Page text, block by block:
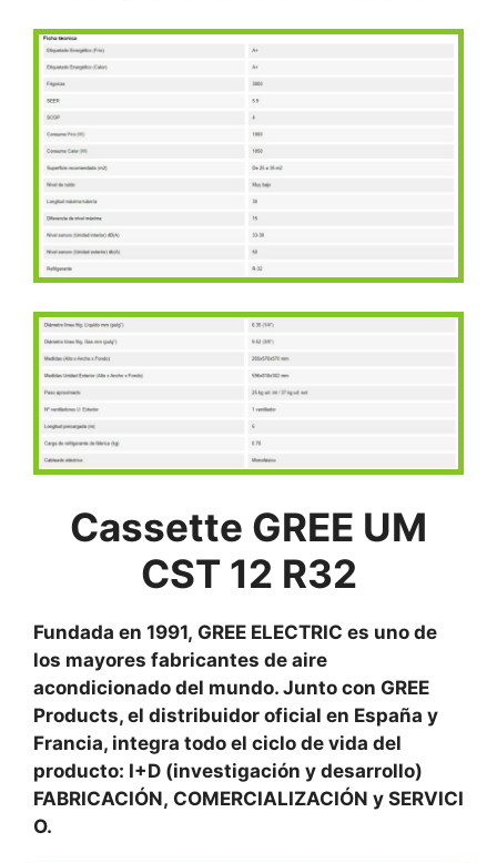
Cassette GREE UM
CST 12 R32
Fundada en 1991, GREE ELECTRIC es uno de
los mayores fabricantes de aire
acondicionado del mundo. Junto con GREE
Products, el distribuidor oficial en España y
Francia, integra todo el ciclo de vida del
producto: I+D (investigación y desarrollo)
FABRICACIÓN, COMERCIALIZACIÓN y SERVICI
O.